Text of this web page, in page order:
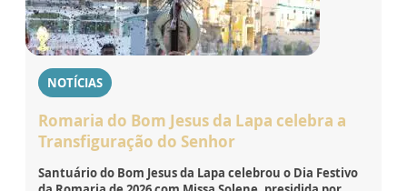
NOTÍCIAS
Romaria do Bom Jesus da Lapa celebra a
Transfiguração do Senhor
Santuário do Bom Jesus da Lapa celebrou o Dia Festivo